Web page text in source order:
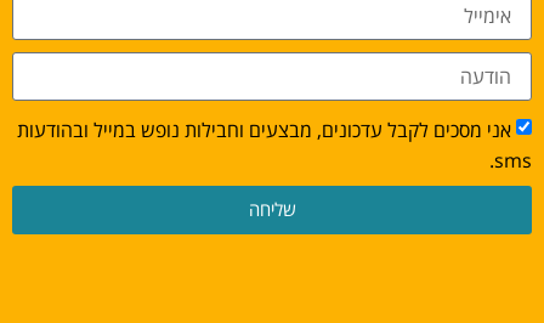
אני מסכים לקבל עדכונים, מבצעים וחבילות נופש במייל ובהודעות
sms.
שליחה